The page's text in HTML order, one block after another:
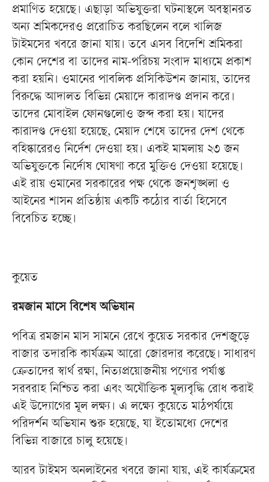
প্রমাণিত হয়েছে। এছাড়া অভিযুক্তরা ঘটনাস্থলে অবস্থানরত
অন্য শ্রমিকদেরও প্ররোচিত করছিলেন বলে খালিজ
টাইমসের খবরে জানা যায়। তবে এসব বিদেশি শ্রমিকরা
কোন দেশের বা তাদের নাম-পরিচয় সংবাদ মাধ্যমে প্রকাশ
করা হয়নি। ওমানের পাবলিক প্রসিকিউশন জানায়, তাদের
বিরুদ্ধে আদালত বিভিন্ন মেয়াদে কারাদণ্ড প্রদান করে।
তাদের মোবাইল ফোনগুলোও জব্দ করা হয়। যাদের
কারাদণ্ড দেওয়া হয়েছে, মেয়াদ শেষে তাদের দেশ থেকে
বহিষ্কারেরও নির্দেশ দেওয়া হয়। একই মামলায় ২৩ জন
অভিযুক্তকে নির্দোষ ঘোষণা করে মুক্তিও দেওয়া হয়েছে।
এই রায় ওমানের সরকারের পক্ষ থেকে জনশৃঙ্খলা ও
আইনের শাসন প্রতিষ্ঠায় একটি কঠোর বার্তা হিসেবে
বিবেচিত হচ্ছে।
কুয়েত
রমজান মাসে বিশেষ অভিযান
পবিত্র রমজান মাস সামনে রেখে কুয়েত সরকার দেশজুড়ে
বাজার তদারকি কার্যক্রম আরো জোরদার করেছে। সাধারণ
ক্রেতাদের স্বার্থ রক্ষা, নিত্যপ্রয়োজনীয় পণ্যের পর্যাপ্ত
সরবরাহ নিশ্চিত করা এবং অযৌক্তিক মূল্যবৃদ্ধি রোধ করাই
এই উদ্যোগের মূল লক্ষ্য। এ লক্ষ্যে কুয়েতে মাঠপর্যায়ে
পরিদর্শন অভিযান শুরু হয়েছে, যা ইতোমধ্যে দেশের
বিভিন্ন বাজারে চালু হয়েছে।
আরব টাইমস অনলাইনের খবরে জানা যায়, এই কার্যক্রমের